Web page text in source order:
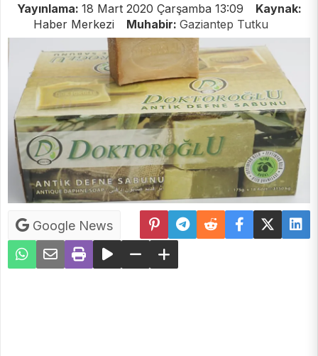
Yayınlama: 18 Mart 2020 Çarşamba 13:09
Kaynak:
Haber Merkezi
Muhabir: Gaziantep Tutku
Google News